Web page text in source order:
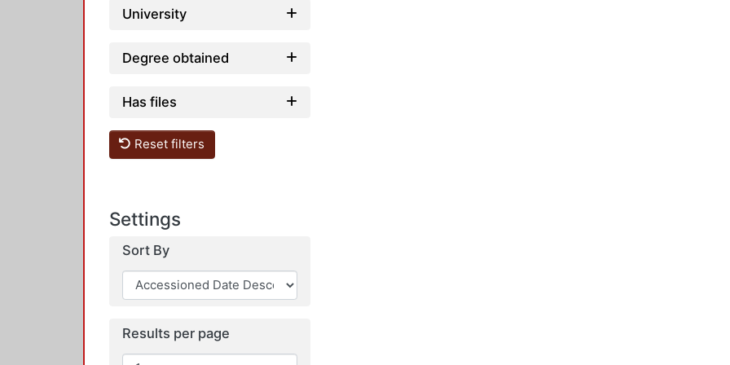
University
Degree obtained
Has files
Reset filters
Settings
Sort By
Results per page